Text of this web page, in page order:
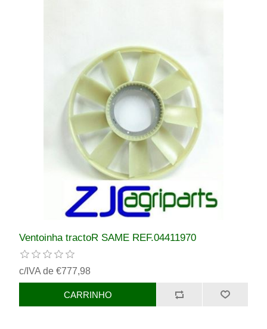
Ventoinha tractoR SAME REF.04411970
c/IVA de €777,98